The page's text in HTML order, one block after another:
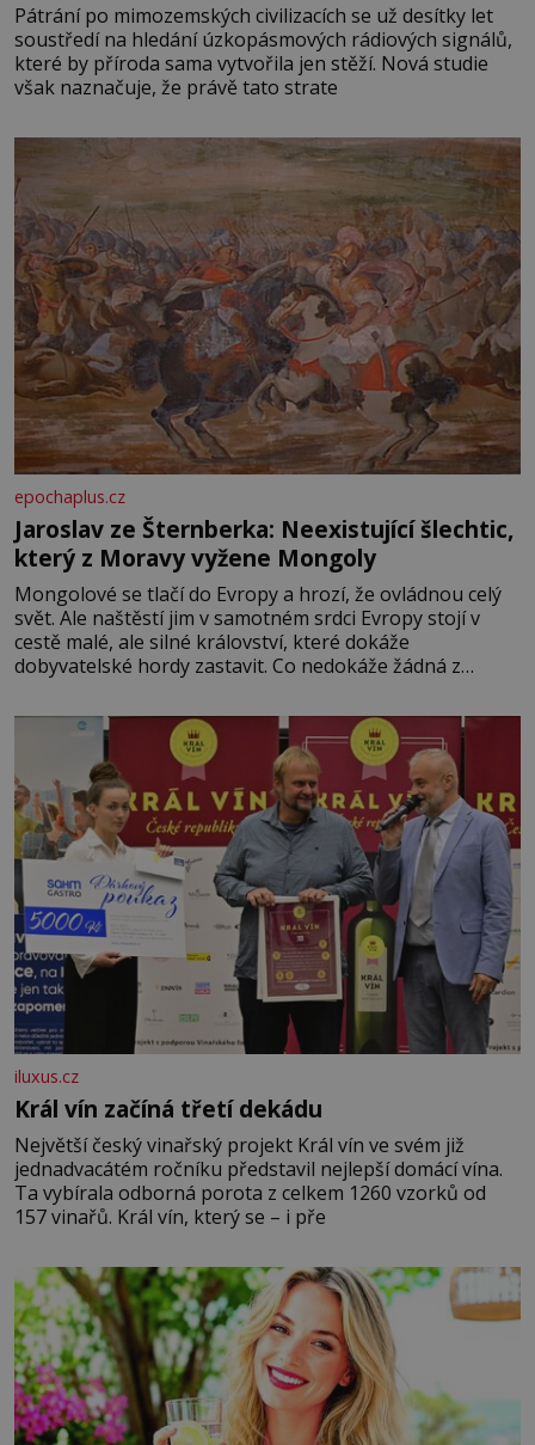
Pátrání po mimozemských civilizacích se už desítky let
soustředí na hledání úzkopásmových rádiových signálů,
které by příroda sama vytvořila jen stěží. Nová studie
však naznačuje, že právě tato strate
epochaplus.cz
Jaroslav ze Šternberka: Neexistující šlechtic,
který z Moravy vyžene Mongoly
Mongolové se tlačí do Evropy a hrozí, že ovládnou celý
svět. Ale naštěstí jim v samotném srdci Evropy stojí v
cestě malé, ale silné království, které dokáže
dobyvatelské hordy zastavit. Co nedokáže žádná z
král. Nebo že by ne? Mongolové od roku 1223 postupují
podél Kaspického a Azovského moře,
iluxus.cz
Král vín začíná třetí dekádu
Největší český vinařský projekt Král vín ve svém již
jednadvacátém ročníku představil nejlepší domácí vína.
Ta vybírala odborná porota z celkem 1260 vzorků od
157 vinařů. Král vín, který se – i pře